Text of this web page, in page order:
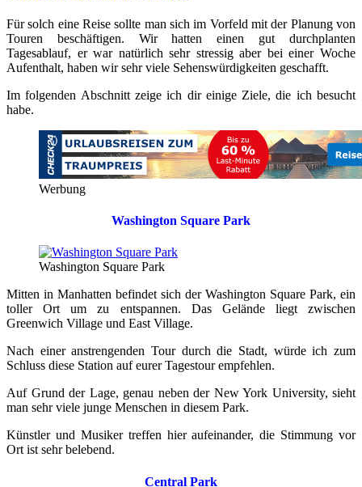
Für solch eine Reise sollte man sich im Vorfeld mit der Planung von
Touren beschäftigen. Wir hatten einen gut durchplanten
Tagesablauf, er war natürlich sehr stressig aber bei einer Woche
Aufenthalt, haben wir sehr viele Sehenswürdigkeiten geschafft.
Im folgenden Abschnitt zeige ich dir einige Ziele, die ich besucht
habe.
Werbung
Washington Square Park
Washington Square Park
Mitten in Manhatten befindet sich der Washington Square Park, ein
toller Ort um zu entspannen. Das Gelände liegt zwischen
Greenwich Village und East Village.
Nach einer anstrengenden Tour durch die Stadt, würde ich zum
Schluss diese Station auf eurer Tagestour empfehlen.
Auf Grund der Lage, genau neben der New York University, sieht
man sehr viele junge Menschen in diesem Park.
Künstler und Musiker treffen hier aufeinander, die Stimmung vor
Ort ist sehr belebend.
Central Park